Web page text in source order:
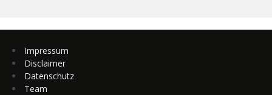
Impressum
Disclaimer
Datenschutz
Team